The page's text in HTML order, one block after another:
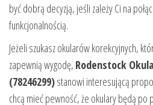
być dobrą decyzją, jeśli zależy Ci na
funkcjonalnością.
Jeżeli szukasz okularów korekcyjnych,
zapewnią wygodę, Rodenstock
(78246299)stanowi interesującą
chcą mieć pewność, że okulary będą po